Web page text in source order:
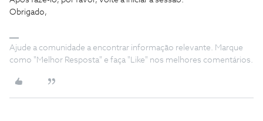
Obrigado,
Ajude a comunidade a encontrar informação relevante. Marque
como "Melhor Resposta" e faça "Like" nos melhores comentários.